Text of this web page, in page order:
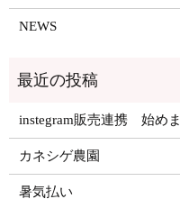
NEWS
instegram販売連携 始め
カネシゲ農園
暑気払い